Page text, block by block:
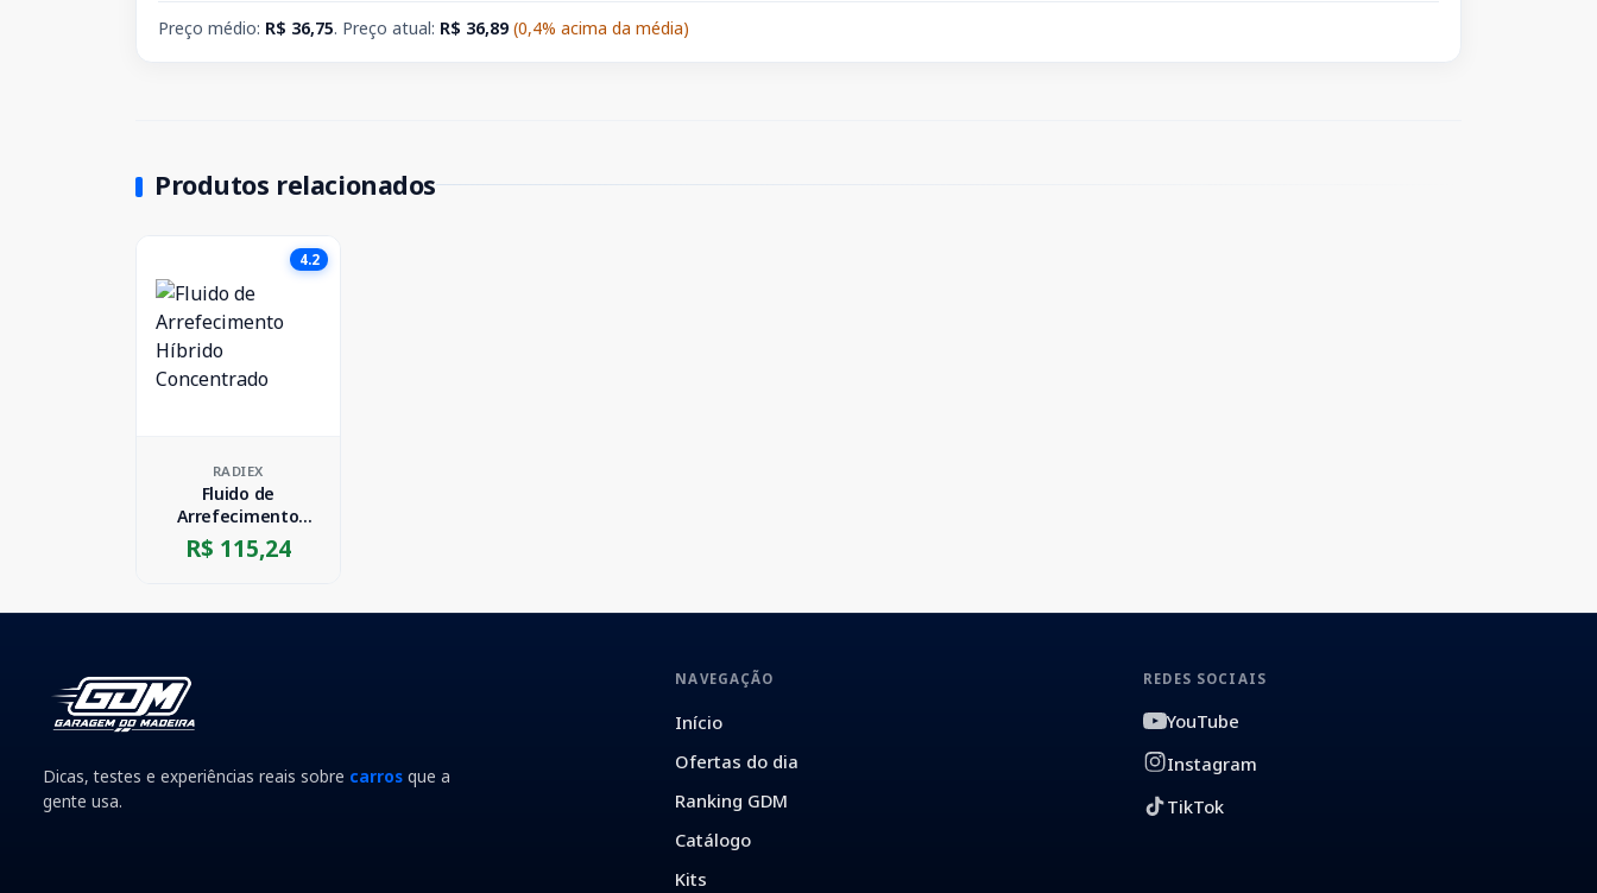
Preço médio: R$ 36,75. Preço atual: R$ 36,89 (0,4% acima da média)
Produtos relacionados
4.2
RADIEX
Fluido de
Arrefecimento
Híbrido
Concentrado
R$ 115,24
Dicas, testes e experiências reais sobre carros que a
gente usa.
NAVEGAÇÃO
Início
Ofertas do dia
Ranking GDM
Catálogo
Kits
REDES SOCIAIS
YouTube
Instagram
TikTok